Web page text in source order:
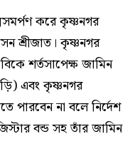
করে কৃষ্ণনগর
শ্রীজাত। কৃষ্ণনগর
শর্তসাপেক্ষ জামিন
এবং কৃষ্ণনগর
পারবেন না বলে নির্দেশ
বন্ড সহ তাঁর জামিন